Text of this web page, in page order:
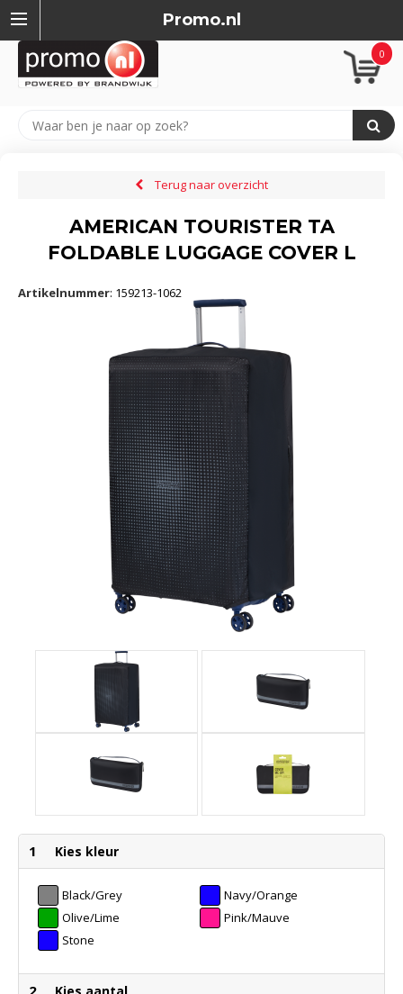
Promo.nl
0
Terug naar overzicht
AMERICAN TOURISTER TA
FOLDABLE LUGGAGE COVER L
Artikelnummer: 159213-1062
1 Kies kleur
Black/Grey
Navy/Orange
Olive/Lime
Pink/Mauve
Stone
2